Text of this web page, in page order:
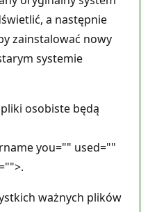
a następnie
zainstalować nowy
systemie
osobiste będą
you="" used=""
ważnych plików